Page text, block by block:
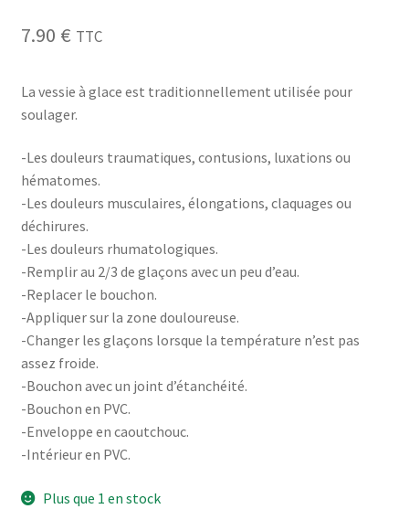
7.90 € TTC
La vessie à glace est traditionnellement utilisée pour
soulager.
-Les douleurs traumatiques, contusions, luxations ou
hématomes.
-Les douleurs musculaires, élongations, claquages ou
déchirures.
-Les douleurs rhumatologiques.
-Remplir au 2/3 de glaçons avec un peu d’eau.
-Replacer le bouchon.
-Appliquer sur la zone douloureuse.
-Changer les glaçons lorsque la température n’est pas
assez froide.
-Bouchon avec un joint d’étanchéité.
-Bouchon en PVC.
-Enveloppe en caoutchouc.
-Intérieur en PVC.
Plus que 1 en stock